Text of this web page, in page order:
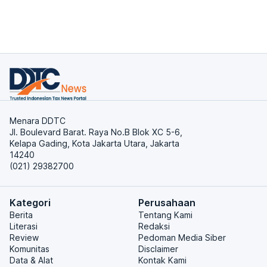
Menara DDTC
Jl. Boulevard Barat. Raya No.B Blok XC 5-6,
Kelapa Gading, Kota Jakarta Utara, Jakarta
14240
(021) 29382700
Kategori
Berita
Literasi
Review
Komunitas
Data & Alat
Perusahaan
Tentang Kami
Redaksi
Pedoman Media Siber
Disclaimer
Kontak Kami